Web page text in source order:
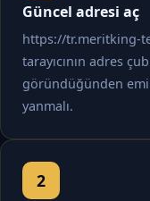
Güncel adresi aç
https://tr.meritking-
tarayıcının adres
göründüğünden
yanmalı.